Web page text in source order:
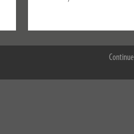
Accepter tout